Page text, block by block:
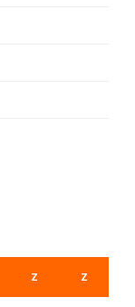
Z Z